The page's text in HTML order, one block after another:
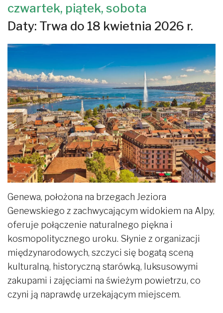
czwartek, piątek, sobota
Daty: Trwa do 18 kwietnia 2026 r.
Genewa, położona na brzegach Jeziora
Genewskiego z zachwycającym widokiem na Alpy,
oferuje połączenie naturalnego piękna i
kosmopolitycznego uroku. Słynie z organizacji
międzynarodowych, szczyci się bogatą sceną
kulturalną, historyczną starówką, luksusowymi
zakupami i zajęciami na świeżym powietrzu, co
czyni ją naprawdę urzekającym miejscem.